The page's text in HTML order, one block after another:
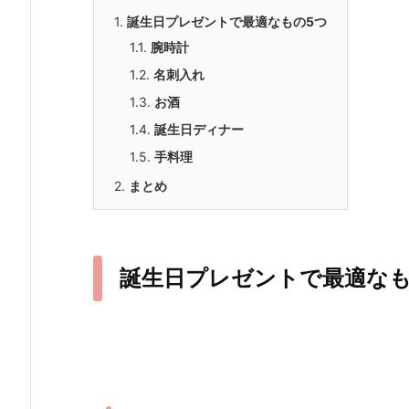
1. 誕生日プレゼントで最適なもの5つ
1.1. 腕時計
1.2. 名刺入れ
1.3. お酒
1.4. 誕生日ディナー
1.5. 手料理
2. まとめ
誕生日プレゼントで最適な